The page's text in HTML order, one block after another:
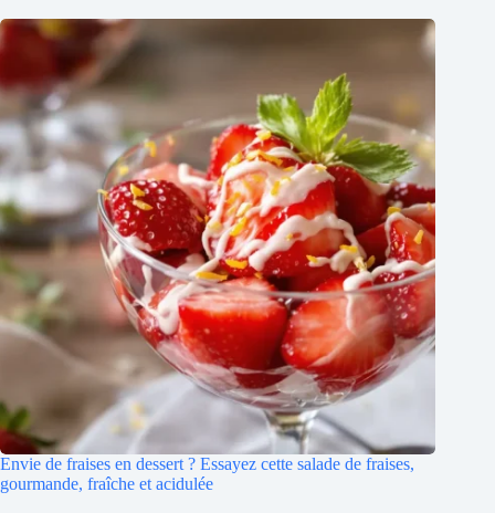
Envie de fraises en dessert ? Essayez cette salade de fraises,
gourmande, fraîche et acidulée